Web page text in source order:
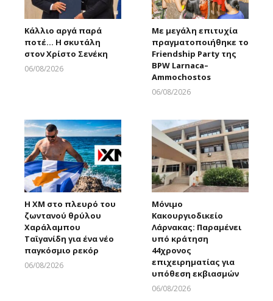
Κάλλιο αργά παρά
ποτέ… Η σκυτάλη
στον Χρίστο Σενέκη
06/08/2026
Με μεγάλη επιτυχία
πραγματοποιήθηκε το
Friendship Party της
BPW Larnaca–
Ammochostos
06/08/2026
Η XM στο πλευρό του
ζωντανού θρύλου
Χαράλαμπου
Ταϊγανίδη για ένα νέο
παγκόσμιο ρεκόρ
06/08/2026
Μόνιμο
Κακουργιοδικείο
Λάρνακας: Παραμένει
υπό κράτηση
44χρονος
επιχειρηματίας για
υπόθεση εκβιασμών
06/08/2026